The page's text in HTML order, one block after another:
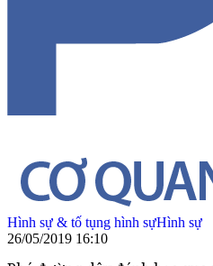
Hình sự & tố tụng hình sựHình sự
26/05/2019 16:10